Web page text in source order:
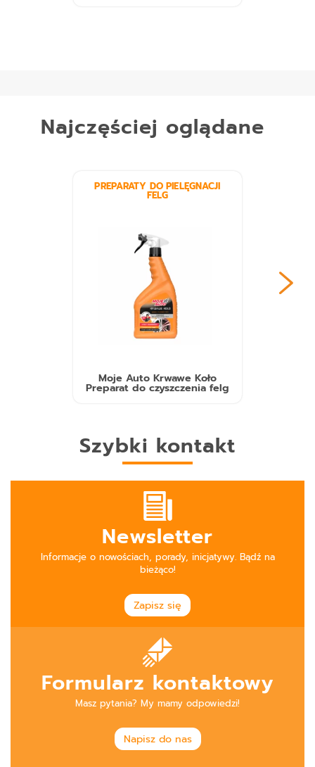
Najczęściej oglądane
PREPARATY DO PIELĘGNACJI
FELG
Moje Auto Krwawe Koło
Preparat do czyszczenia felg
Szybki kontakt
Newsletter
Informacje o nowościach, porady, inicjatywy. Bądź na
bieżąco!
Zapisz się
Formularz kontaktowy
Masz pytania? My mamy odpowiedzi!
Napisz do nas